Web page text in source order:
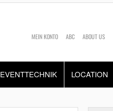
MEIN KONTO ABC ABOUT US
EVENTTECHNIK LOCATION